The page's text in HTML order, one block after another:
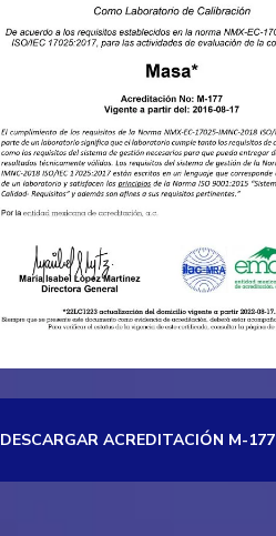
DESCARGAR ACREDITACIÓN M-177